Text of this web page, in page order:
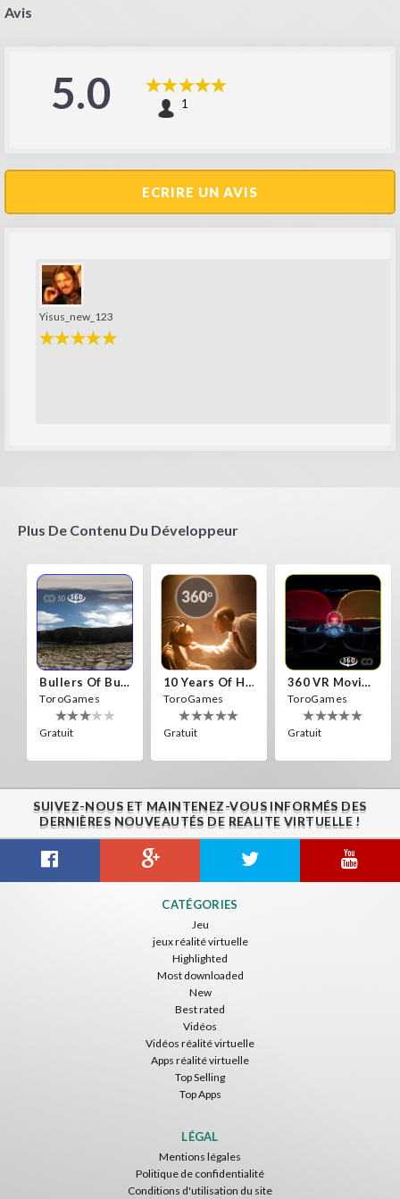
Avis
5.0 1
ECRIRE UN AVIS
Yisus_new_123
Plus De Contenu Du Développeur
Bullers Of Buchan Aberdeen
ToroGames
Gratuit
10 Years Of Horror Nights
ToroGames
Gratuit
360 VR Movie Experience
ToroGames
Gratuit
Caminandes
ToroGames
Gratuit
SUIVEZ-NOUS ET MAINTENEZ-VOUS INFORMÉS DES
DERNIÈRES NOUVEAUTÉS DE REALITE VIRTUELLE !
CATÉGORIES
Jeu
jeux réalité virtuelle
Highlighted
Most downloaded
New
Best rated
Vidéos
Vidéos réalité virtuelle
Apps réalité virtuelle
Top Selling
Top Apps
LÉGAL
Mentions légales
Politique de confidentialité
Conditions d'utilisation du site